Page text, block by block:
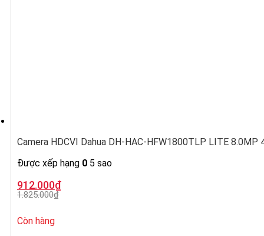
Camera HDCVI Dahua DH-HAC-HFW1800TLP LITE 8.0MP
Được xếp hạng 0 5 sao
1.825.000₫
Giá
gốc
là:
912.000₫
Giá
hiện
tại
912.000₫.
Còn hàng